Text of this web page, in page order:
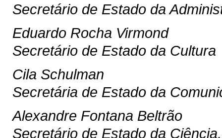
Secretário de Estado da
Eduardo Rocha Virmond
Secretário de Estado da Cultura
Cila Schulman
Secretária de Estado da
Alexandre Fontana Beltrão
Secretário de Estado da